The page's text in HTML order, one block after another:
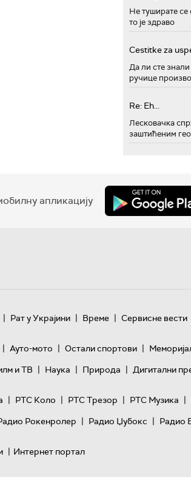
Не туширате се
то је здраво
Cestitke za
Да ли сте
ручице
Re: Eh...
Лесковачка
заштићеним
апликацију
| Рат у Украјини | Време | Сервисне вести
| Ауто-мото | Остали спортови |
и ТВ | Наука | Природа | Дигитални
| РТС Коло | РТС Трезор | РТС Музика |
Рокенролер | Радио Џубокс | Радио
| Интернет портал